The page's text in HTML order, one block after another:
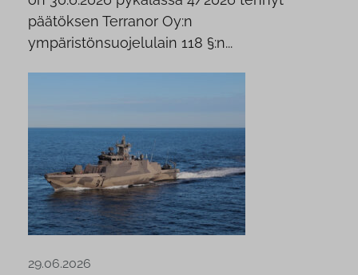
päätöksen Terranor Oy:n
ympäristönsuojelulain 118 §:n...
29.06.2026